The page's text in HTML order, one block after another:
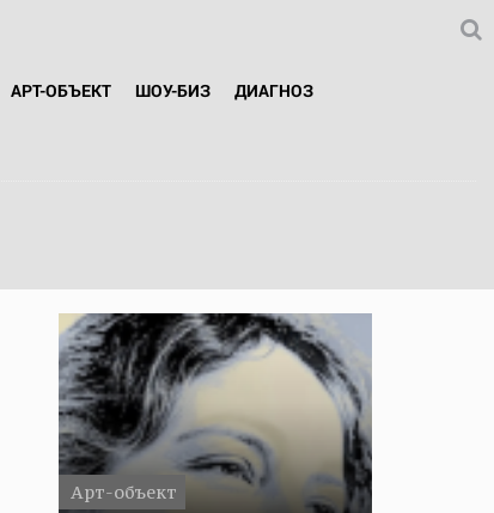
АРТ-ОБЪЕКТ ШОУ-БИЗ ДИАГНОЗ
Арт-объект